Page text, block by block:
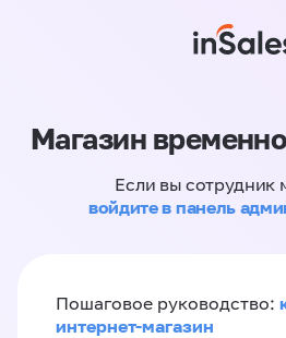
Магазин
Если вы сотрудник
войдите в панель
Пошаговое руководство:
интернет-магазин